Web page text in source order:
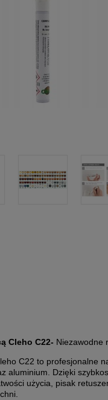
Cleho C22- Niezawodne
C22 to profesjonalne
aluminium. Dzięki
użycia, pisak